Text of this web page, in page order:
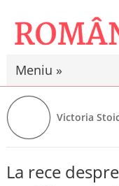
Meniu »
Victoria
La rece